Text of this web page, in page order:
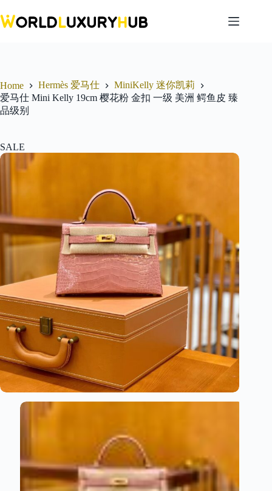
to
content
Home Hermès 爱马仕
MiniKelly 迷你凯莉
爱马仕 Mini Kelly 19cm 樱花粉 金扣 一级 美洲 鳄鱼皮 臻
品级别
SALE